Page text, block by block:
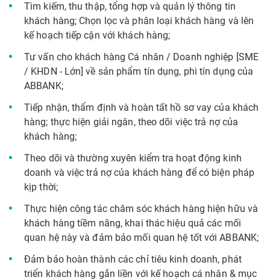
Tìm kiếm, thu thập, tổng hợp và quản lý thông tin
khách hàng; Chọn lọc và phân loại khách hàng và lên
kế hoạch tiếp cận với khách hàng;
Tư vấn cho khách hàng Cá nhân / Doanh nghiệp [SME
/ KHDN - Lớn] về sản phẩm tín dụng, phi tín dụng của
ABBANK;
Tiếp nhận, thẩm định và hoàn tất hồ sơ vay của khách
hàng; thực hiện giải ngân, theo dõi việc trả nợ của
khách hàng;
Theo dõi và thường xuyên kiểm tra hoạt động kinh
doanh và việc trả nợ của khách hàng để có biện pháp
kịp thời;
Thực hiện công tác chăm sóc khách hàng hiện hữu và
khách hàng tiềm năng, khai thác hiệu quả các mối
quan hệ này và đảm bảo mối quan hệ tốt với ABBANK;
Đảm bảo hoàn thành các chỉ tiêu kinh doanh, phát
triển khách hàng gắn liền với kế hoạch cá nhân & mục